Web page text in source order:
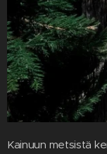
Kainuun metsistä